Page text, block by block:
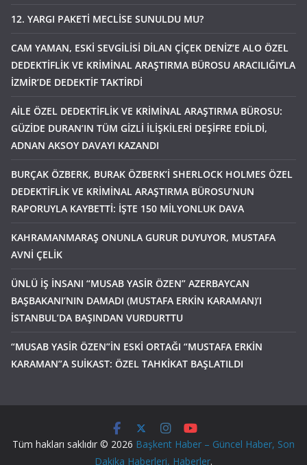
12. YARGI PAKETİ MECLİSE SUNULDU MU?
CAM YAMAN, ESKİ SEVGİLİSİ DİLAN ÇİÇEK DENİZ’E ALO ÖZEL
DEDEKTİFLİK VE KRİMİNAL ARAŞTIRMA BÜROSU ARACILIĞIYLA
İZMİR’DE DEDEKTİF TAKTİRDİ
AİLE ÖZEL DEDEKTİFLİK VE KRİMİNAL ARAŞTIRMA BÜROSU:
GÜZİDE DURAN’IN TÜM GİZLİ İLİŞKİLERİ DEŞİFRE EDİLDİ,
ADNAN AKSOY DAVAYI KAZANDI
BURÇAK ÖZBERK, BURAK ÖZBERK’İ SHERLOCK HOLMES ÖZEL
DEDEKTİFLİK VE KRİMİNAL ARAŞTIRMA BÜROSU’NUN
RAPORUYLA KAYBETTİ: İŞTE 150 MİLYONLUK DAVA
KAHRAMANMARAŞ ONUNLA GURUR DUYUYOR, MUSTAFA
AVNİ ÇELİK
ÜNLÜ İŞ İNSANI “MUSAB YASİR ÖZEN” AZERBAYCAN
BAŞBAKANI’NIN DAMADI (MUSTAFA ERKİN KARAMAN)’I
İSTANBUL’DA BAŞINDAN VURDURTTU
“MUSAB YASİR ÖZEN”İN ESKİ ORTAĞI “MUSTAFA ERKİN
KARAMAN”A SUİKAST: ÖZEL TAHKİKAT BAŞLATILDI
Tüm hakları saklıdır © 2026 Başkent Haber – Güncel Haber, Son
Dakika Haberleri, Haberler.